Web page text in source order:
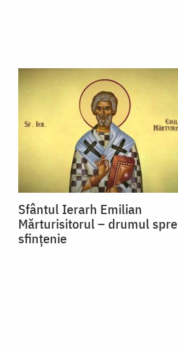
Sfântul Ierarh Emilian
Mărturisitorul – drumul spre
sfințenie